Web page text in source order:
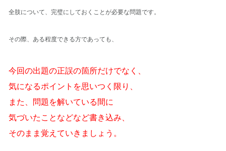
全肢について、完璧にしておくことが必要な問題です。
その際、ある程度できる方であっても、
今回の出題の正誤の箇所だけでなく、
気になるポイントを思いつく限り、
また、問題を解いている間に
気づいたことなどなど書き込み、
そのまま覚えていきましょう。